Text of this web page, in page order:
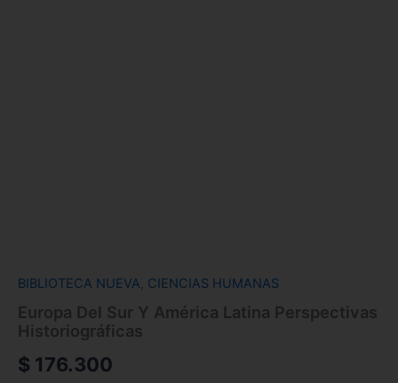
BIBLIOTECA NUEVA CIENCIAS HUMANAS
Europa Del Sur Y América Latina Perspectivas
Historiográficas
$ 176.300